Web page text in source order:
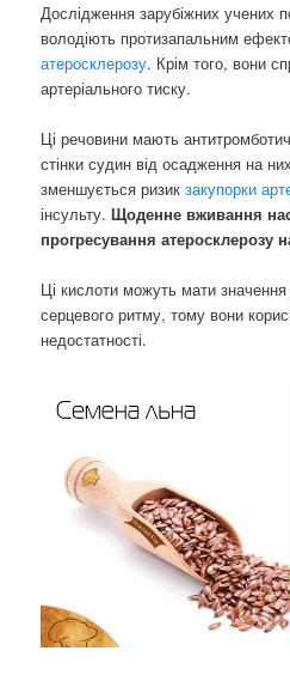
Дослідження зарубіжних учених
володіють протизапальним
атеросклерозу. Крім того, вони
артеріального тиску.
Ці речовини мають
стінки судин від осадження на
зменшується ризикзакупорки
інсульту.Щоденне вживання
прогресування атеросклерозу
Ці кислоти можуть мати
серцевого ритму, тому вони
недостатності.